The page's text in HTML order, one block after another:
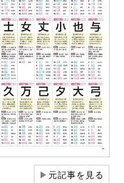
▶元記事を見る